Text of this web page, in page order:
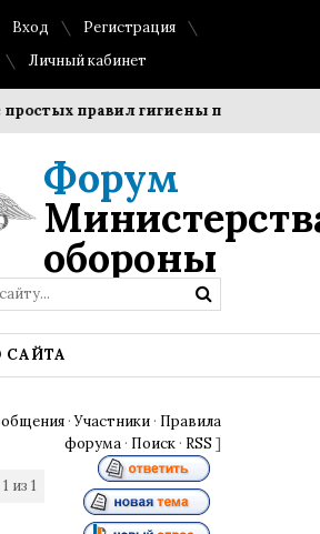
Вход
Регистрация
Личный кабинет
правил гигиены помогает
Форум
обороны
·Участники · Правила
форума · Поиск · RSS ]
1 из 1